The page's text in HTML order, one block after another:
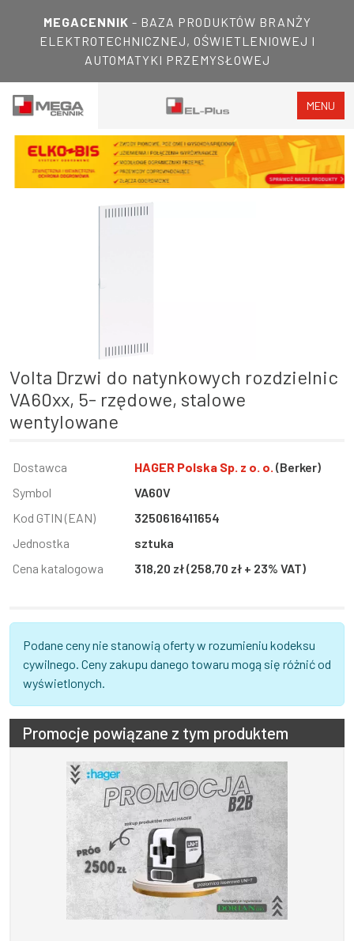
MEGACENNIK - BAZA PRODUKTÓW BRANŻY
ELEKTROTECHNICZNEJ, OŚWIETLENIOWEJ I
AUTOMATYKI PRZEMYSŁOWEJ
MENU
volta Drzwi do natynkowych rozdzielnic
VA60xx, 5- rzędowe, stalowe
wentylowane
Informacja
Wartość
Dostawca HAGER Polska Sp. z o. o. (Berker)
Symbol
VA60V
Kod GTIN (EAN)
3250616411654
Jednostka
sztuka
Cena katalogowa
318,20 zł (258,70 zł + 23% VAT)
Podane ceny nie stanowią oferty w rozumieniu kodeksu
cywilnego. Ceny zakupu danego towaru mogą się różnić od
wyświetlonych.
Promocje powiązane z tym produktem